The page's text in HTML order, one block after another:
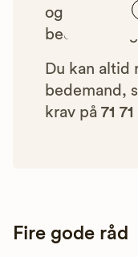
og at vi
Du kan altid
bedemand,
krav på 71
Fire gode råd